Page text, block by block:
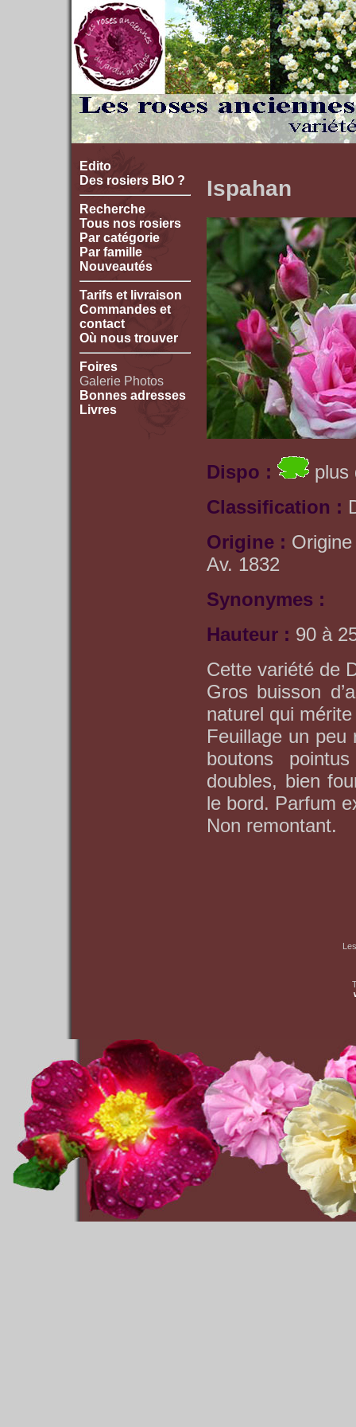
Edito
Des rosiers BIO ?
Recherche
Tous nos rosiers
Par catégorie
Par famille
Nouveautés
Tarifs et livraison
Commandes et
contact
Où nous trouver
Foires
Galerie Photos
Bonnes adresses
Livres
Ispahan
Dispo :
plus
Classification :
Origine :
Av. 1832
Synonymes :
Hauteur : 90 à
Cette variété de
Gros buisson
naturel qui
Feuillage un
boutons
doubles, bien
le bord. Parfum
Non remontant.